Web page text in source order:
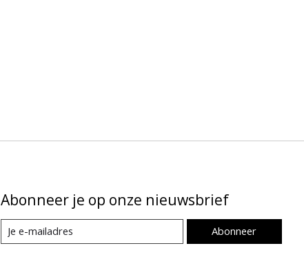
Abonneer je op onze nieuwsbrief
Abonneer